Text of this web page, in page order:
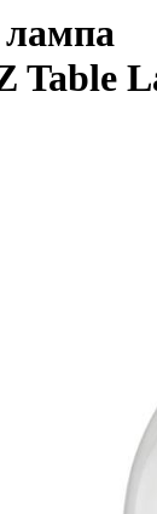
Table